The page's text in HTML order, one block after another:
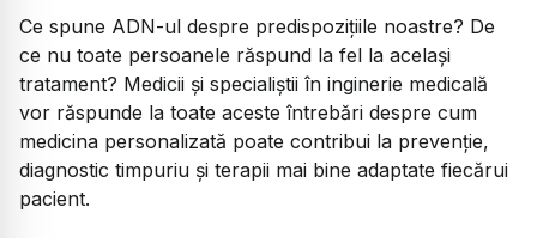
Ce spune ADN-ul despre predispozițiile noastre? De
ce nu toate persoanele răspund la fel la același
tratament? Medicii și specialiștii în inginerie medicală
vor răspunde la toate aceste întrebări despre cum
medicina personalizată poate contribui la prevenție,
diagnostic timpuriu și terapii mai bine adaptate fiecărui
pacient.